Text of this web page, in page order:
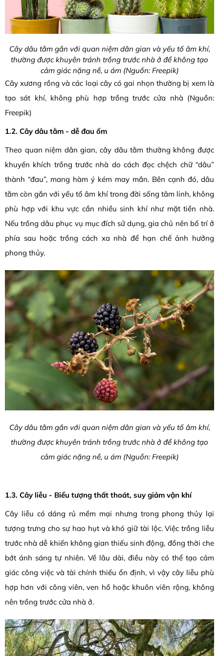
Cây dâu tằm gắn với quan niệm dân gian và yếu tố âm khí,
thường được khuyên tránh trồng trước nhà ở để không tạo
cảm giác nặng nề, u ám (Nguồn: Freepik)
Cây xương rồng và các loại cây có gai nhọn thường bị xem là
tạo sát khí, không phù hợp trồng trước cửa nhà (Nguồn:
Freepik)
1.2. Cây dâu tằm - dễ đau ốm
Theo quan niệm dân gian, cây dâu tằm thường không được
khuyến khích trồng trước nhà do cách đọc chệch chữ “dâu”
thành “đau”, mang hàm ý kém may mắn. Bên cạnh đó, dâu
tằm còn gắn với yếu tố âm khí trong đời sống tâm linh, không
phù hợp với khu vực cần nhiều sinh khí như mặt tiền nhà.
Nếu trồng dâu phục vụ mục đích sử dụng, gia chủ nên bố trí ở
phía sau hoặc trồng cách xa nhà để hạn chế ảnh hưởng
phong thủy.
Cây dâu tằm gắn với quan niệm dân gian và yếu tố âm khí,
thường được khuyên tránh trồng trước nhà ở để không tạo
cảm giác nặng nề, u ám (Nguồn: Freepik)
1.3. Cây liễu - Biểu tượng thất thoát, suy giảm vận khí
Cây liễu có dáng rủ mềm mại nhưng trong phong thủy lại
tượng trưng cho sự hao hụt và khó giữ tài lộc. Việc trồng liễu
trước nhà dễ khiến không gian thiếu sinh động, đồng thời che
bớt ánh sáng tự nhiên. Về lâu dài, điều này có thể tạo cảm
giác công việc và tài chính thiếu ổn định, vì vậy cây liễu phù
hợp hơn với công viên, ven hồ hoặc khuôn viên rộng, không
nên trồng trước cửa nhà ở.